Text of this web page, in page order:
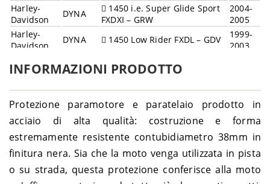
Harley-
Davidson
DYNA
1450 i.e. Super Glide Sport
FXDXI – GRW
2004-
2005
Harley-
Davidson
DYNA 1450 Low Rider FXDL – GDV
1999-
2003
Davidson
DYNA 1450 Super Glide FXD – GHV
DYNA
Harley-
Davidson
DYNA
1450 Super Glide Tour Sport
FXDXT – GLV
2001-
2003
Harley-
Davidson
DYNA 1584 Low Rider FXDL – GN4
2008-
2009
Harley-
Davidson
DYNA
1584 Street Bob FXDB ABS –
GX4
2012-
2013
INFORMAZIONI PRODOTTO
Protezione paramotore e paratelaio prodotto in
acciaio di alta qualità: costruzione e forma
estremamente resistente contubidiametro 38mm in
finitura nera. Sia che la moto venga utilizzata in pista
o su strada, questa protezione conferisce alla moto